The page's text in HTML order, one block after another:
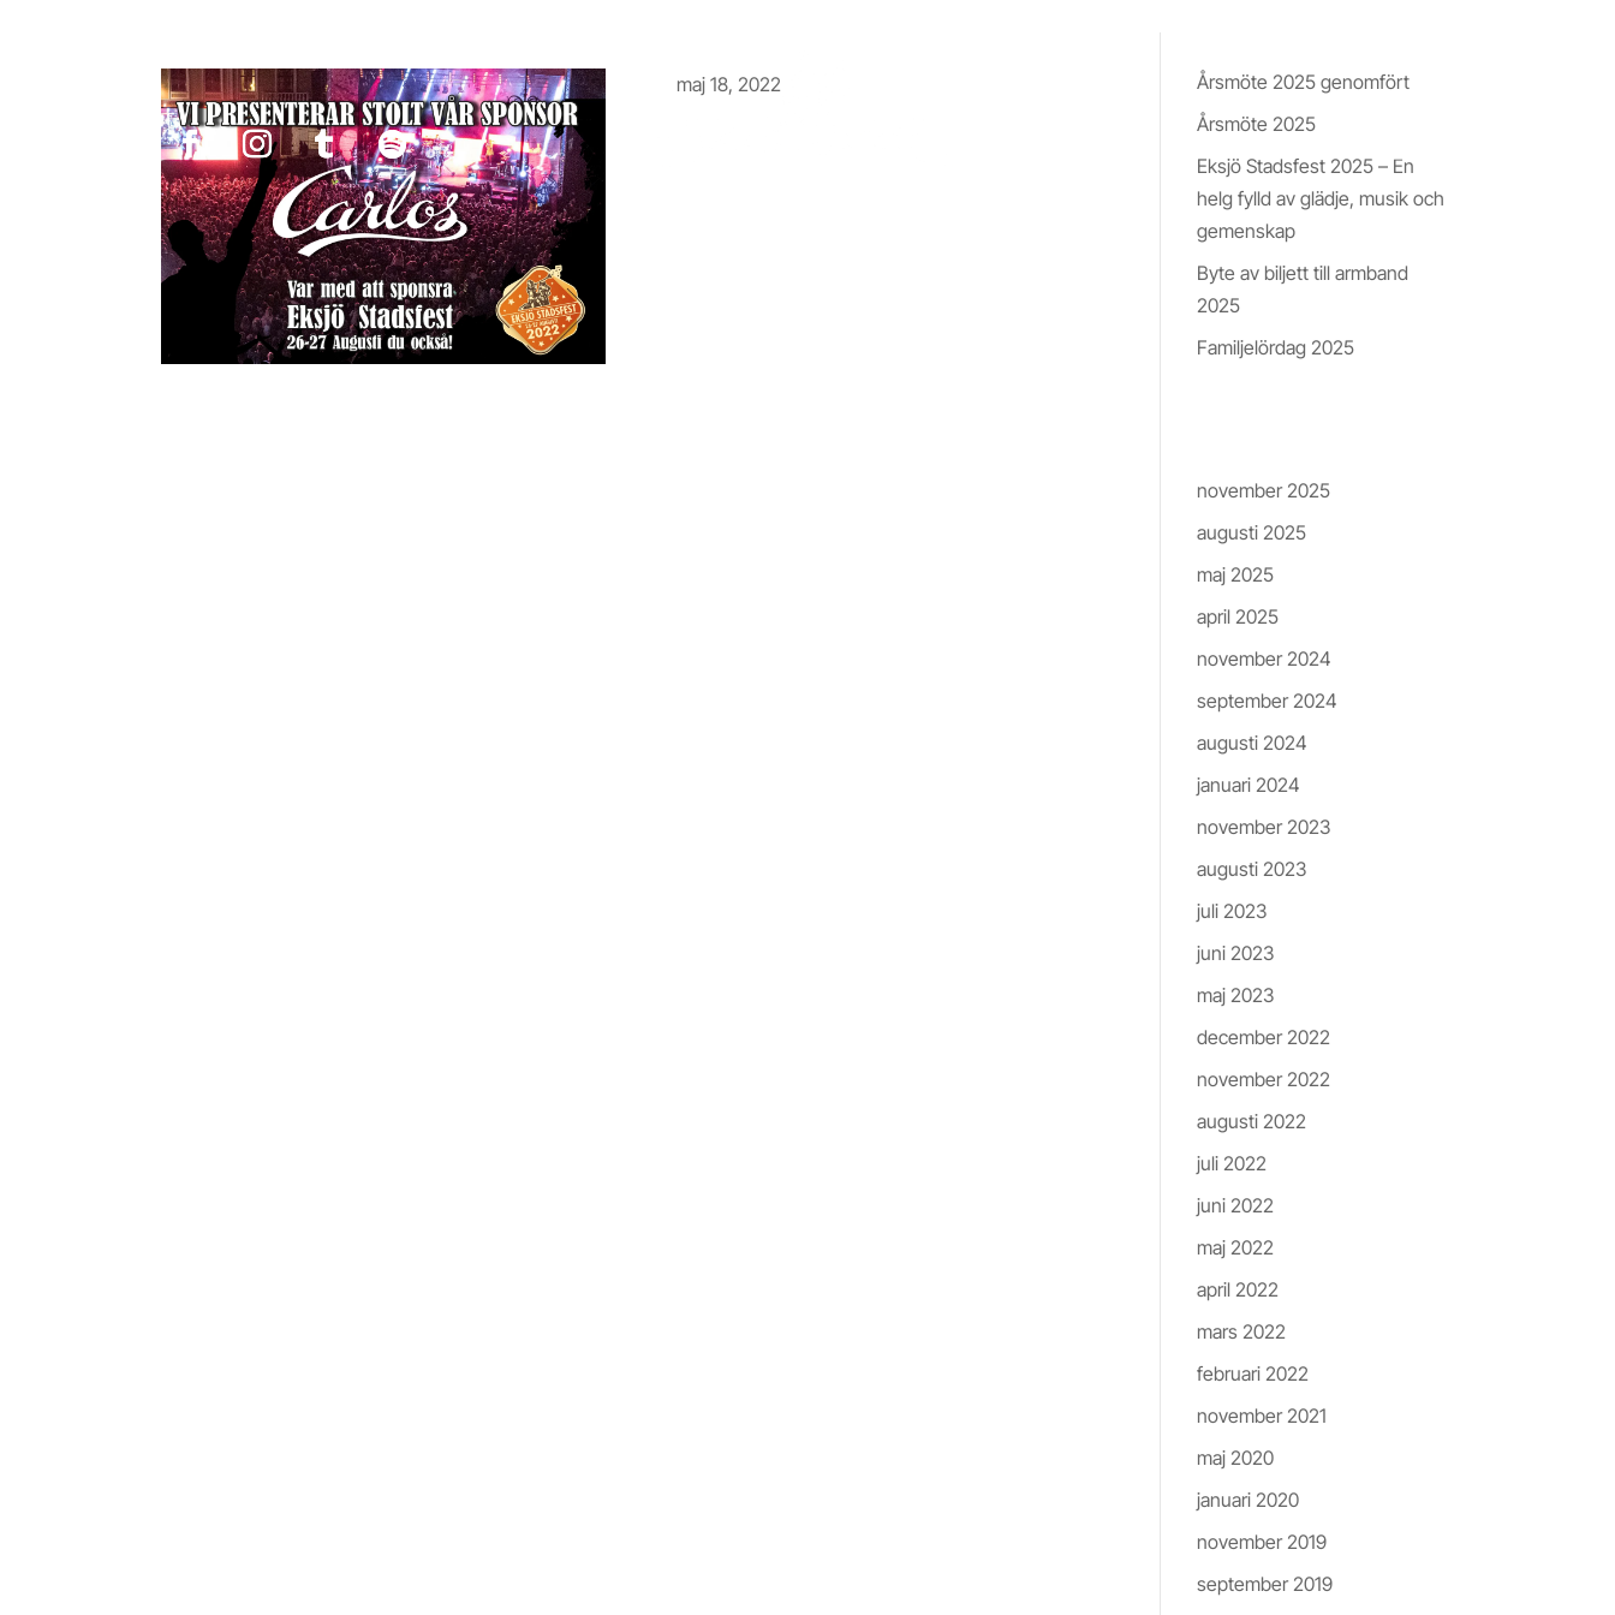
maj 18, 2022
Årsmöte 2025 genomfört
Årsmöte 2025
Eksjö Stadsfest 2025 – En
helg fylld av glädje, musik och
gemenskap
Byte av biljett till armband
2025
Familjelördag 2025
november 2025
augusti 2025
maj 2025
april 2025
november 2024
september 2024
augusti 2024
januari 2024
november 2023
augusti 2023
juli 2023
juni 2023
maj 2023
december 2022
november 2022
augusti 2022
juli 2022
juni 2022
maj 2022
april 2022
mars 2022
februari 2022
november 2021
maj 2020
januari 2020
november 2019
september 2019